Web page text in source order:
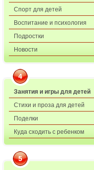
Спорт для детей
Воспитание и психология
Подростки
Новости
4
Занятия и игры для детей
Стихи и проза для детей
Поделки
Куда сходить с ребенком
5